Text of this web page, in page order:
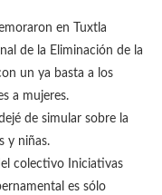
en Tuxtla
de la Eliminación de la
un ya basta a los
a mujeres.
de simular sobre la
y niñas.
colectivo Iniciativas
es sólo